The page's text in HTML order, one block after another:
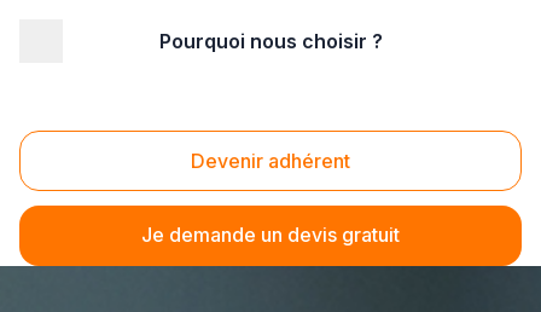
Pourquoi nous choisir ?
Devenir adhérent
Je demande un devis gratuit